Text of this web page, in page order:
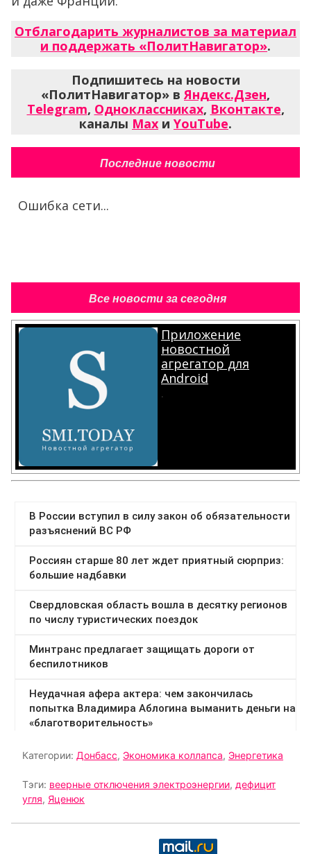
Отблагодарить журналистов за материал
и поддержать «ПолитНавигатор».
Подпишитесь на новости
«ПолитНавигатор» вЯндекс.Дзен,
Telegram, Одноклассниках, Вконтакте,
каналы Max и YouTube.
Последние новости
Ошибка сети...
Все новости за сегодня
Приложение
новостной
агрегатор для
Android
.
Категории: Донбасс, Экономика коллапса, Энергетика
Тэги: веерные отключения электроэнергии, дефицит
угля, Яценюк